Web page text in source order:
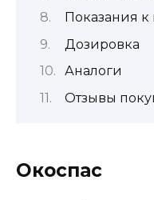
Показания
Дозировка
Аналоги
Отзывы
Окоспас